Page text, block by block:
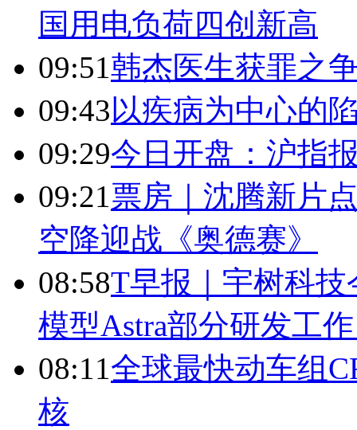
国用电负荷四创新高
09:51韩杰医生获罪之
09:43以疾病为中心的
09:29今日开盘：沪指
09:21票房｜沈腾新片
空降迎战《奥德赛》
08:58T早报｜宇树科
模型Astra部分研发工
08:11全球最快动车组
核